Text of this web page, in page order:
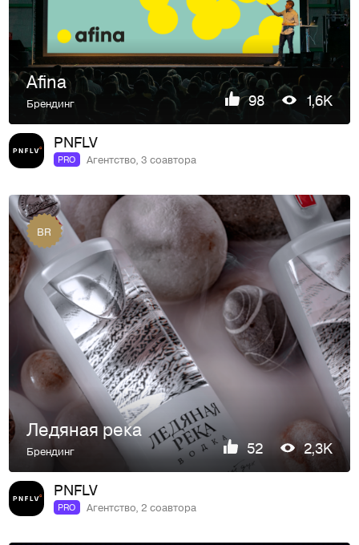
Afina
Брендинг 98 1,6K
PNFLV
PRO Агентство, 3 соавтора
BR
Ледяная река
Брендинг 52 2,3K
PNFLV
PRO Агентство, 2 соавтора